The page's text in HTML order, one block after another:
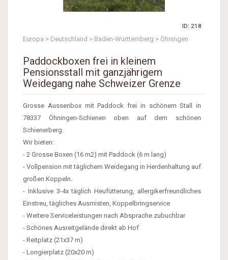
ID: 218
Europa > Deutschland > Baden-Württemberg > Öhningen
Paddockboxen frei in kleinem
Pensionsstall mit ganzjährigem
Weidegang nahe Schweizer Grenze
Grosse Aussenbox mit Paddock frei in schönem Stall in
78337 Öhningen-Schienen oben auf dem schönen
Schienerberg.
Wir bieten:
- 2 Grosse Boxen (16 m2) mit Paddock (6 m lang)
- Vollpension mit täglichem Weidegang in Herdenhaltung auf
großen Koppeln.
- Inklusive 3-4x täglich Heufütterung, allergikerfreundliches
Einstreu, tägliches Ausmisten, Koppelbringservice
- Weitere Serviceleistungen nach Absprache zubuchbar
- Schönes Ausreitgelände direkt ab Hof
- Reitplatz (21x37 m)
- Longierplatz (20x20 m)